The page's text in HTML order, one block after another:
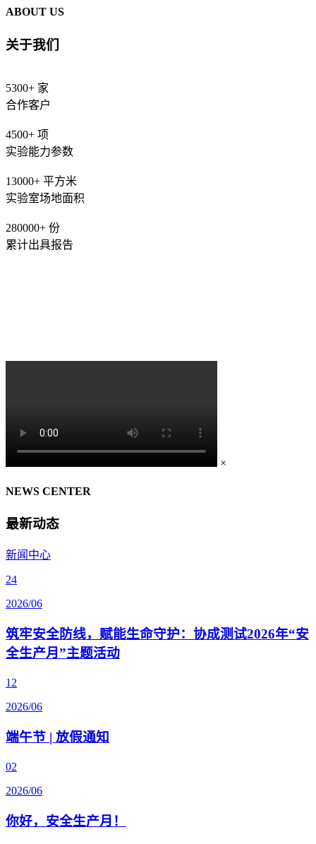
ABOUT US
关于我们
5300+ 家
合作客户
4500+ 项
实验能力参数
13000+ 平方米
实验室场地面积
280000+ 份
累计出具报告
×
NEWS CENTER
最新动态
新闻中心
24
2026/06
筑牢安全防线，赋能生命守护：协成测试2026年“安
全生产月”主题活动
12
2026/06
端午节 | 放假通知
02
2026/06
你好，安全生产月！